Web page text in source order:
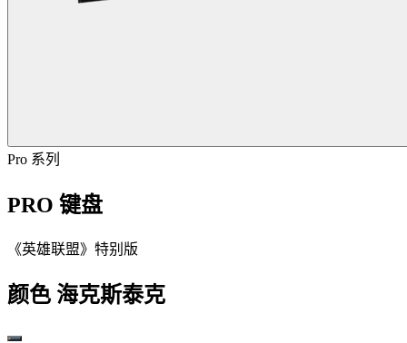
Pro 系列
PRO 键盘
《英雄联盟》特别版
颜色 海克斯泰克